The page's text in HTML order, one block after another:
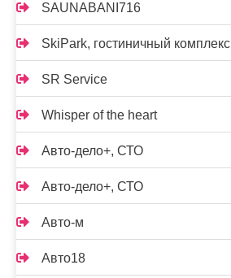
SAUNABANI716
SkiPark, гостиничный комплекс
SR Service
Whisper of the heart
Авто-дело+, СТО
Авто-дело+, СТО
Авто-м
Авто18